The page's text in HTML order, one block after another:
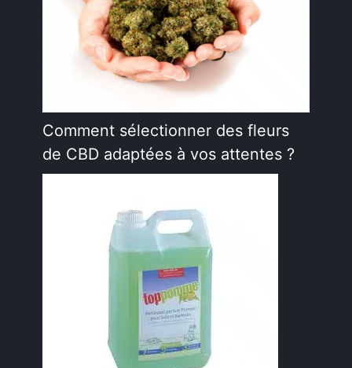
Comment sélectionner des fleurs
de CBD adaptées à vos attentes ?